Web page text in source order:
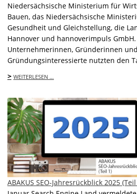
Niedersächsische Ministerium für
Bauen, das Niedersächsische
Gesundheit und Gleichstellung, die
Hannover und hannoverimpuls
Unternehmerinnen, Gründerinnen und
Gründungsinteressierte nutzten den
> WEITERLESEN …
ABAKUS SEO-Jahresrückblick 2025